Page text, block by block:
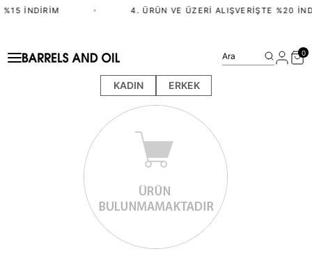
İNDIRIM • 4. ÜRÜN VE ÜZERI ALIŞVERIŞTE %20
KADIN ERKEK
Ara 0